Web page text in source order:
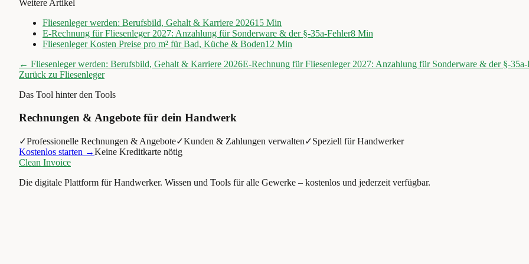
Weitere Artikel
Fliesenleger werden: Berufsbild, Gehalt & Karriere 202615 Min
E-Rechnung für Fliesenleger 2027: Anzahlung für Sonderware & der §-35a-Fehler8 Min
Fliesenleger Kosten Preise pro m² für Bad, Küche & Boden12 Min
← Fliesenleger werden: Berufsbild, Gehalt & Karriere 2026E-Rechnung für Fliesenleger 2027: Anzahlung für Sonderware & der §-35a-
Zurück zu Fliesenleger
Das Tool hinter den Tools
Rechnungen & Angebote für dein Handwerk
✓Professionelle Rechnungen & Angebote✓Kunden & Zahlungen verwalten✓Speziell für Handwerker
Kostenlos starten →Keine Kreditkarte nötig
Clean Invoice
Die digitale Plattform für Handwerker. Wissen und Tools für alle Gewerke – kostenlos und jederzeit verfügbar.